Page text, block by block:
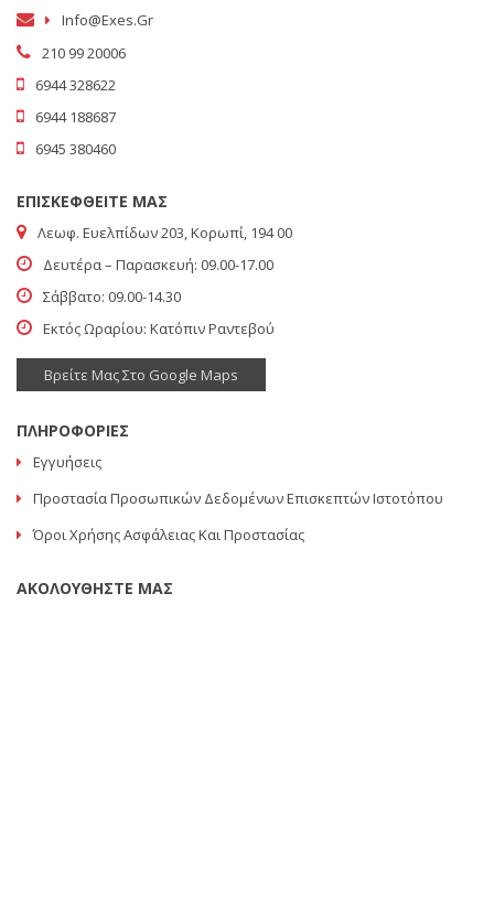
Info@exes.gr
210 99 20006
6944 328622
6944 188687
6945 380460
ΕΠΙΣΚΕΦΘΕΙΤΕ ΜΑΣ
Λεωφ. Ευελπίδων 203, Κορωπί, 194 00
Δευτέρα – Παρασκευή: 09.00-17.00
Σάββατο: 09.00-14.30
Εκτός Ωραρίου: Κατόπιν Ραντεβού
Βρείτε Μας Στο Google Maps
ΠΛΗΡΟΦΟΡΙΕΣ
Εγγυήσεις
Προστασία Προσωπικών Δεδομένων Επισκεπτών Ιστοτόπου
Όροι Χρήσης Ασφάλειας Και Προστασίας
ΑΚΟΛΟΥΘΗΣΤΕ ΜΑΣ